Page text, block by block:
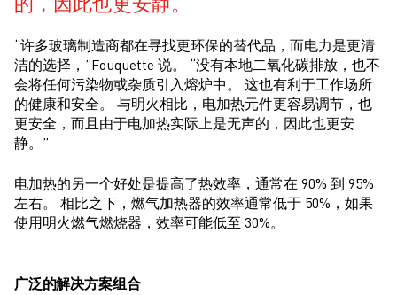
“许多玻璃制造商都在寻找更环保的替代品，而电力是更清
洁的选择，”Fouquette 说。 “没有本地二氧化碳排放，也不
会将任何污染物或杂质引入熔炉中。 这也有利于工作场所
的健康和安全。 与明火相比，电加热元件更容易调节，也
更安全，而且由于电加热实际上是无声的，因此也更安
静。”
电加热的另一个好处是提高了热效率，通常在 90% 到 95%
左右。 相比之下，燃气加热器的效率通常低于 50%，如果
使用明火燃气燃烧器，效率可能低至 30%。
广泛的解决方案组合